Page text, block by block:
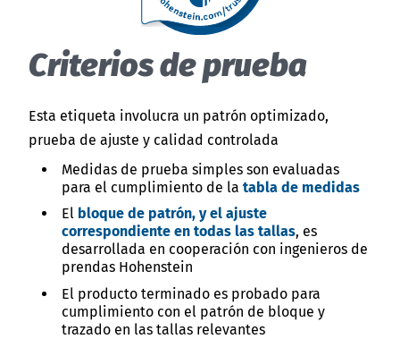
Contacto
Boletín (EN)
Criterios de prueba
Esta etiqueta involucra un patrón optimizado,
prueba de ajuste y calidad controlada
Medidas de prueba simples son evaluadas
para el cumplimiento de la tabla de medidas
El bloque de patrón, y el ajuste
correspondiente en todas las tallas, es
desarrollada en cooperación con ingenieros de
prendas Hohenstein
El producto terminado es probado para
cumplimiento con el patrón de bloque y
trazado en las tallas relevantes